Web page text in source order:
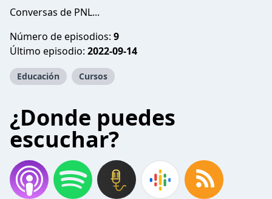
Conversas de PNL...
Número de episodios: 9
Último episodio: 2022-09-14
Educación Cursos
¿Donde puedes
escuchar?